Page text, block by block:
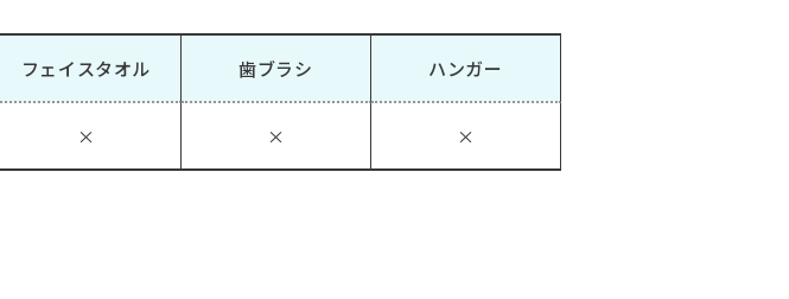
フェイスタオル
×
歯ブラシ
×
ハンガー
×